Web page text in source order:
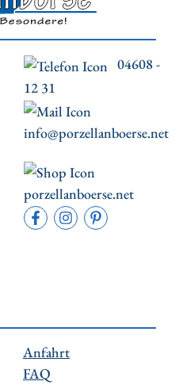
04608 -
12 31
info@porzellanboerse.net
porzellanboerse.net
Anfahrt
FAQ